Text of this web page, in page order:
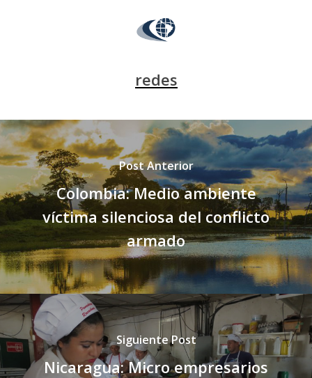
redes
Post Anterior
Colombia: Medio ambiente
víctima silenciosa del conflicto
armado
Siguiente Post
Nicaragua: Micro empresarios